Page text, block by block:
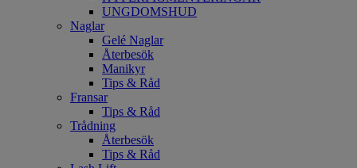
UNGDOMSHUD
Naglar
Gelé Naglar
Återbesök
Manikyr
Tips & Råd
Fransar
Tips & Råd
Trådning
Återbesök
Tips & Råd